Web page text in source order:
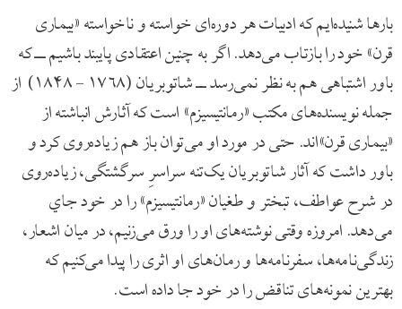
بارها شنیده‌ایم که ادبیات هر دوره‌ای خواسته و ناخواسته «بیماری
قرن» خود را بازتاب می‌دهد. اگر به چنین اعتقادی پایبند باشیم ــ که
باور اشتباهی هم به نظر نمی‌رسد ــ شاتوبریان (۱۷۶۸ – ۱۸۴۸) از
جمله نویسنده‌های مکتب «رمانتیسیزم» است که آثارش انباشته از
«بیماری قرن»‌اند. حتی در مورد او می‌توان باز هم زیاده‌روی کرد و
باور داشت که آثار شاتوبریان یک‌تنه سراسرِ سرگشتگی، زیاده‌روی
در شرح عواطف، تبختر و طغیان «رمانتیسیزم» را در خود جاي
می‌دهد. امروزه وقتی نوشته‌های او را ورق می‌زنیم، در میان اشعار،
زندگی‌نامه‌ها، سفرنامه‌ها و رمان‌های او اثری را پیدا می‌کنیم که
بهترین نمونه‌های تناقض را در خود جا داده است.